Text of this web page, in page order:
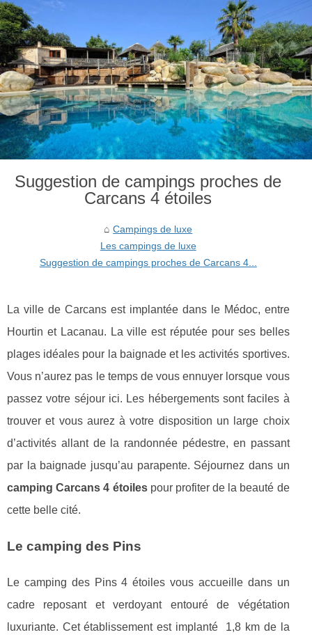
Suggestion de campings proches de
Carcans 4 étoiles
Campings de luxe
Les campings de luxe
Suggestion de campings proches de Carcans 4...
La ville de Carcans est implantée dans le Médoc, entre
Hourtin et Lacanau. La ville est réputée pour ses belles
plages idéales pour la baignade et les activités sportives.
Vous n’aurez pas le temps de vous ennuyer lorsque vous
passez votre séjour ici. Les hébergements sont faciles à
trouver et vous aurez à votre disposition un large choix
d’activités allant de la randonnée pédestre, en passant
par la baignade jusqu’au parapente. Séjournez dans un
camping Carcans 4 étoilespour profiter de la beauté de
cette belle cité.
Le camping des Pins
Le camping des Pins 4 étoiles vous accueille dans un
cadre reposant et verdoyant entouré de végétation
luxuriante. Cet établissement est implanté 1,8 km de la